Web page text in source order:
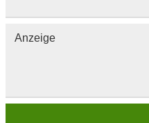
Anzeige